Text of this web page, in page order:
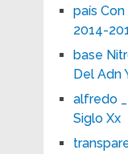
país
2014-
base
Del Adn
alfredo
Siglo Xx